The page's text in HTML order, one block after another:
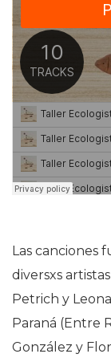
Las canciones
diversxs
Petrich y
Paraná (Entre
González y